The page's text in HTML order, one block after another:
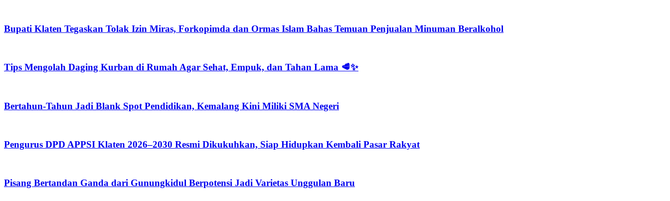
Bupati Klaten Tegaskan Tolak Izin Miras, Forkopimda dan Ormas Islam Bahas Temuan Penjualan Minuman Beralkohol
Tips Mengolah Daging Kurban di Rumah Agar Sehat, Empuk, dan Tahan Lama 🥩✨
Bertahun-Tahun Jadi Blank Spot Pendidikan, Kemalang Kini Miliki SMA Negeri
Pengurus DPD APPSI Klaten 2026–2030 Resmi Dikukuhkan, Siap Hidupkan Kembali Pasar Rakyat
Pisang Bertandan Ganda dari Gunungkidul Berpotensi Jadi Varietas Unggulan Baru